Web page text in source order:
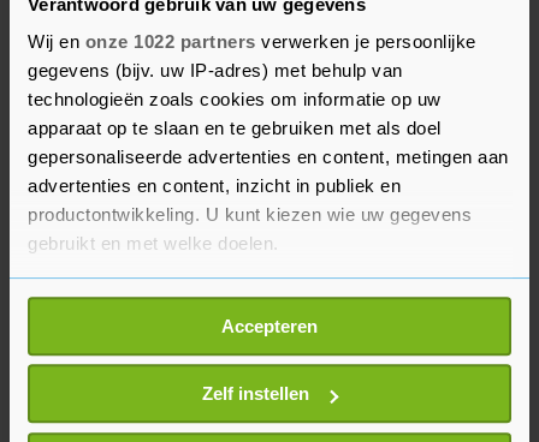
Wij en onze 1022 partners verwerken je persoonlijke
gegevens (bijv. uw IP-adres) met behulp van
technologieën zoals cookies om informatie op uw
apparaat op te slaan en te gebruiken met als doel
gepersonaliseerde advertenties en content, metingen aan
advertenties en content, inzicht in publiek en
productontwikkeling. U kunt kiezen wie uw gegevens
gebruikt en met welke doelen.
Als u het toestaat, willen we ook graag:
Informatie verzamelen over uw geografische
locatie, die tot een paar meter nauwkeurig kan zijn
Uw apparaat identificeren door het actief te
scannen op specifieke eigenschappen (fingerprinting)
Accepteren
Zelf instellen
direct bereikbaar voor commentaar.
Ondertussen zou een kabelreparatieschip al bijna
een week voor de kust van het hoofdeiland van
Tonga liggen in een poging de beschadigde
onderzeese kabel te repareren. De hulp aan de
eilandengroep wordt daarbij bemoeilijkt door de
beperkingen als gevolg van de coronapandemie.